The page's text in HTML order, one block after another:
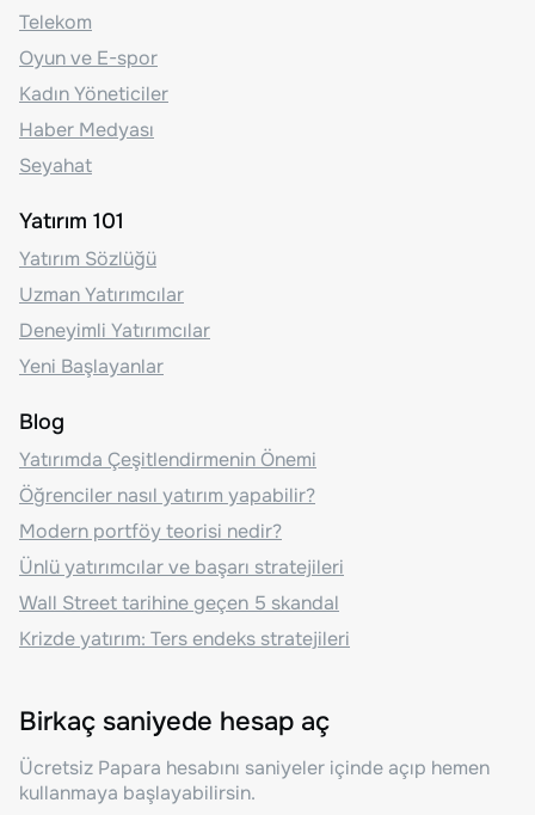
Telekom
Oyun ve E-spor
Kadın Yöneticiler
Haber Medyası
Seyahat
Yatırım 101
Yatırım Sözlüğü
Uzman Yatırımcılar
Deneyimli Yatırımcılar
Yeni Başlayanlar
Blog
Yatırımda Çeşitlendirmenin Önemi
Öğrenciler nasıl yatırım yapabilir?
Modern portföy teorisi nedir?
Ünlü yatırımcılar ve başarı stratejileri
Wall Street tarihine geçen 5 skandal
Krizde yatırım: Ters endeks stratejileri
Birkaç saniyede hesap aç
Ücretsiz Papara hesabını saniyeler içinde açıp hemen
kullanmaya başlayabilirsin.